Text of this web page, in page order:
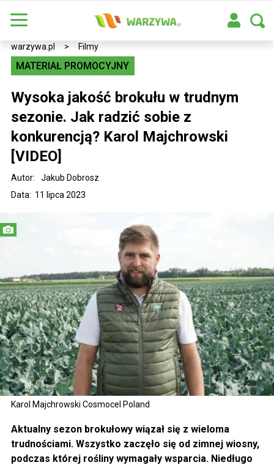
warzywa.pl > Filmy
Karol Majchrowski Cosmocel Poland
MATERIAŁ PROMOCYJNY
Wysoka jakość brokułu w trudnym
sezonie. Jak radzić sobie z
konkurencją? Karol Majchrowski
[VIDEO]
Data: 11 lipca 2023
Autor: Jakub Dobrosz
Aktualny sezon brokułowy wiązał się z wieloma
trudnościami. Wszystko zaczęło się od zimnej wiosny,
podczas której rośliny wymagały wsparcia. Niedługo